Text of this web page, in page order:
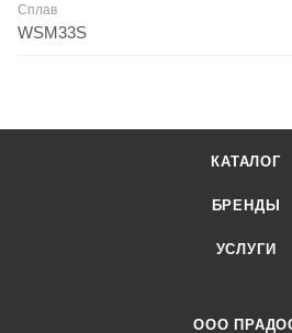
Сплав
WSM33S
КАТАЛОГ
БРЕНДЫ
УСЛУГИ
ООО